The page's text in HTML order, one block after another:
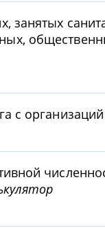
занятых
с